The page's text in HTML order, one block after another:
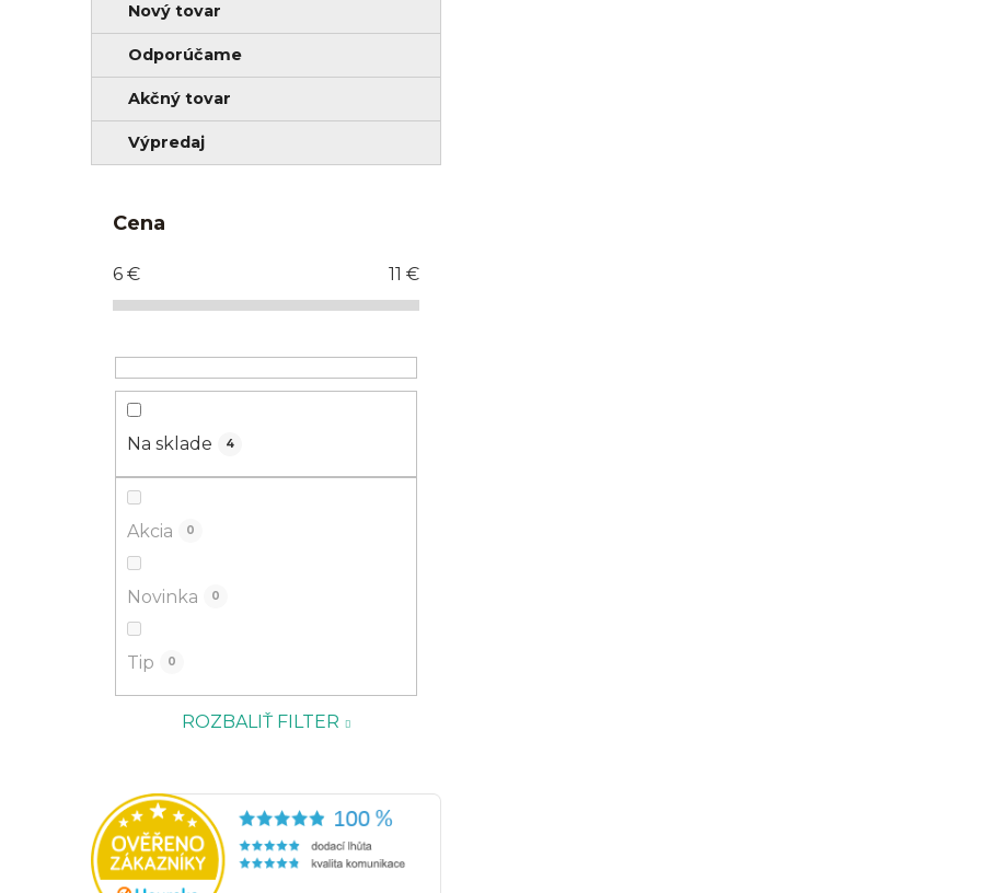
Nový tovar
Odporúčame
Akčný tovar
Výpredaj
Cena
6 € 11 €
Na sklade 4
Akcia 0
Novinka 0
Tip 0
ROZBALIŤ FILTER